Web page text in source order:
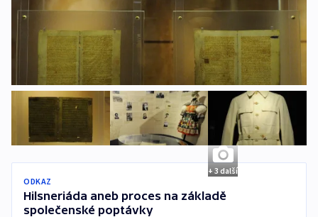
+ 3 další
ODKAZ
Hilsneriáda aneb proces na základě
společenské poptávky